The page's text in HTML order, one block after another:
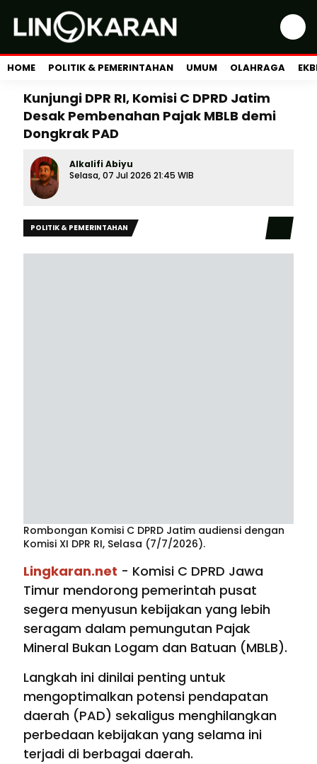
HOME POLITIK & PEMERINTAHAN UMUM OLAHRAGA
Kunjungi DPR RI, Komisi C DPRD Jatim
Desak Pembenahan Pajak MBLB demi
Dongkrak PAD
Alkalifi Abiyu
Selasa, 07 Jul 2026 21:45 WIB
POLITIK & PEMERINTAHAN
Rombongan Komisi C DPRD Jatim audiensi dengan
Komisi XI DPR RI, Selasa (7/7/2026).
Lingkaran.net - Komisi C DPRD Jawa
Timur mendorong pemerintah pusat
segera menyusun kebijakan yang lebih
seragam dalam pemungutan Pajak
Mineral Bukan Logam dan Batuan (MBLB).
Langkah ini dinilai penting untuk
mengoptimalkan potensi pendapatan
daerah (PAD) sekaligus menghilangkan
perbedaan kebijakan yang selama ini
terjadi di berbagai daerah.